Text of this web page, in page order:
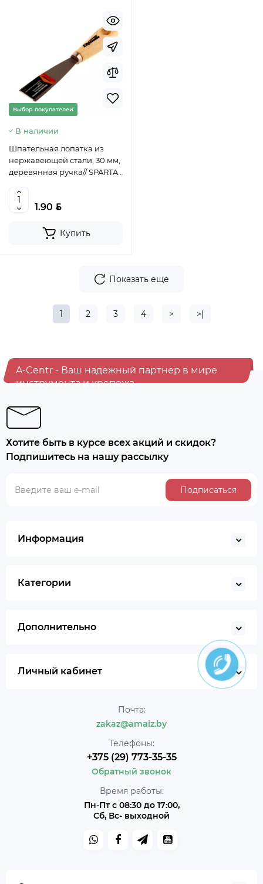
Выбор покупателей
В наличии
Шпательная лопатка из
нержавеющей стали, 30 мм,
деревянная ручка// SPARTA,
1.90 BYN
Купить
Показать еще
1 2 3 4 > >|
A-Centr - Ваш надежный партнер в мире
инструмента и крепежа
Хотите быть в курсе всех акций и скидок?
Подпишитесь на нашу рассылку
Подписаться
Информация
Категории
Дополнительно
Личный кабинет
Почта:
zakaz@amaiz.by
Телефоны:
+375 (29) 773-35-35
Обратный звонок
Время работы:
Пн-Пт с 08:30 до 17:00,
Сб, Вс- выходной